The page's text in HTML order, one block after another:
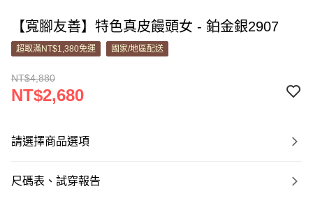
【寬腳友善】特色真皮饅頭女 - 鉑金銀2907
超取滿NT$1,380免運 國家/地區配送
NT$4,880
NT$2,680
請選擇商品選項
尺碼表、試穿報告